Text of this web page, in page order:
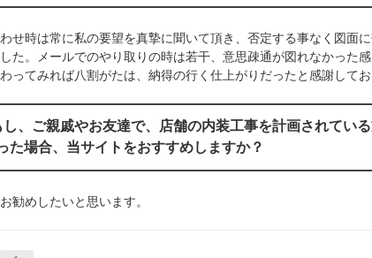
せ時は常に私の要望を真摯に聞いて頂き、否定する事なく図面
た。メールでのやり取りの時は若干、意思疎通が図れなかった
ってみれば八割がたは、納得の行く仕上がりだったと感謝してお
し、ご親戚やお友達で、店舗の内装工事を計画されてい
た場合、当サイトをおすすめしますか？
勧めしたいと思います。